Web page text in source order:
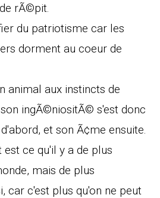
rÃ©pit.
du patriotisme car les
dorment au coeur de
animal aux instincts de
ingÃ©niositÃ© s'est donc
et son Ã¢me ensuite.
ce qu'il y a de plus
mais de plus
car c'est plus qu'on ne peut